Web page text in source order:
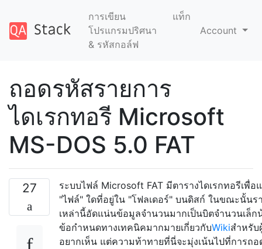
การเขียน
โปรแกรมปริศนา
& รหัสกอล์ฟ
แท็ก
Account
ถอดรหัสรายการ
ไดเรกทอรี Microsoft
MS-DOS 5.0 FAT
27
ระบบไฟล์ Microsoft FAT มีตารางไดเรกทอรีเพื่อ
"ไฟล์" ใดที่อยู่ใน "โฟลเดอร์" บนดิสก์ ในขณะนั้นร
เหล่านี้อัดแน่นข้อมูลจำนวนมากเป็นบิตจำนวนเล็ก
ข้อกำหนดทางเทคนิคมากมายเกี่ยวกับWikiสำหรับ
อยากเห็น แต่ความท้าทายที่นี่จะมุ่งเน้นไปที่การถ